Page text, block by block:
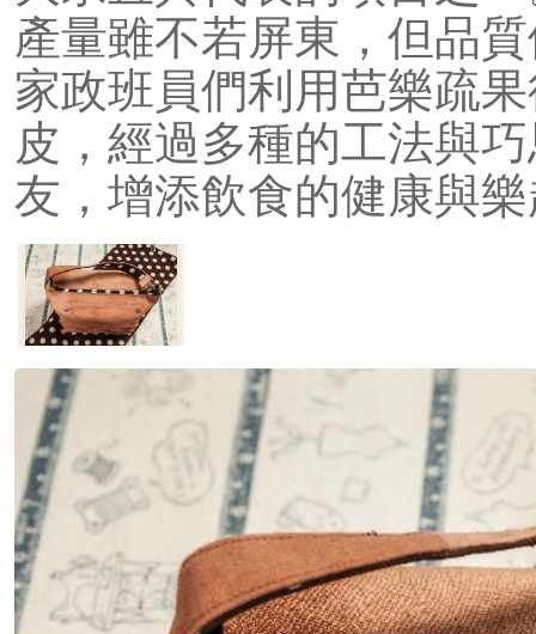
產量雖不若屏東，但品
家政班員們利用芭樂疏
皮，經過多種的工法與
友，增添飲食的健康與